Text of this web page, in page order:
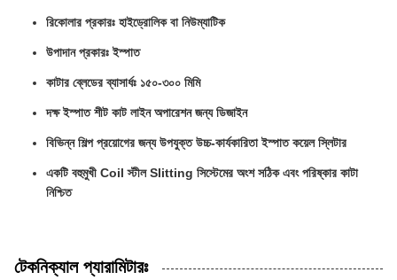
রিকোলার প্রকারঃ হাইড্রোলিক বা নিউম্যাটিক
উপাদান প্রকারঃ ইস্পাত
কাটার ব্লেডের ব্যাসার্ধঃ ১৫০-৩০০ মিমি
দক্ষ ইস্পাত শীট কাট লাইন অপারেশন জন্য ডিজাইন
বিভিন্ন শিল্প প্রয়োগের জন্য উপযুক্ত উচ্চ-কার্যকারিতা ইস্পাত কয়েল স্লিটার
একটি বহুমুখী Coil স্টীল Slitting সিস্টেমের অংশ সঠিক এবং পরিষ্কার কাটা
নিশ্চিত
টেকনিক্যাল প্যারামিটারঃ